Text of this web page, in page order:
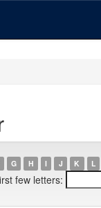
G H I J K L
few letters: